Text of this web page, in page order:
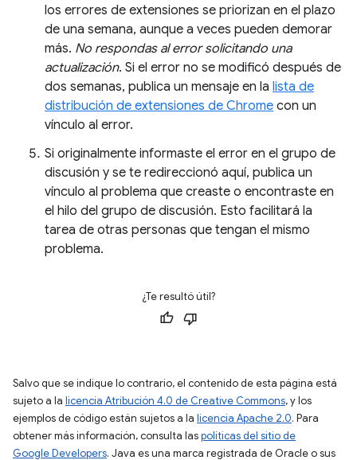
los errores de extensiones se priorizan en el plazo
de una semana, aunque a veces pueden demorar
más. No respondas al error solicitando una
actualización. Si el error no se modificó después de
dos semanas, publica un mensaje en la lista de
distribución de extensiones de Chrome con un
vínculo al error.
Si originalmente informaste el error en el grupo de
discusión y se te redireccionó aquí, publica un
vínculo al problema que creaste o encontraste en
el hilo del grupo de discusión. Esto facilitará la
tarea de otras personas que tengan el mismo
problema.
¿Te resultó útil?
Salvo que se indique lo contrario, el contenido de esta página está
sujeto a la licencia Atribución 4.0 de Creative Commons, y los
ejemplos de código están sujetos a la licencia Apache 2.0. Para
obtener más información, consulta laspolíticas del sitio de
Google Developers. Java es una marca registrada de Oracle o sus